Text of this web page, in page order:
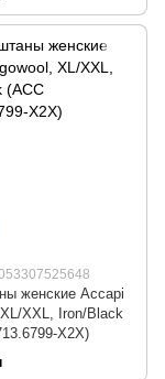
женские Accapi
XXL, Iron/Black
X2X)